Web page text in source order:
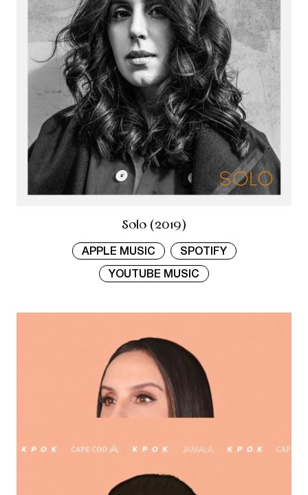
Solo (2019)
APPLE MUSIC SPOTIFY
YOUTUBE MUSIC